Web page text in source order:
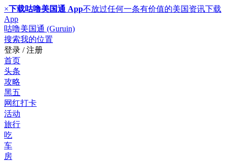
×下载咕噜美国通 App不放过任何一条有价值的美国资讯下载
App
咕噜美国通 (Guruin)
搜索我的位置
登录 / 注册
首页
头条
攻略
黑五
网红打卡
活动
旅行
吃
车
房